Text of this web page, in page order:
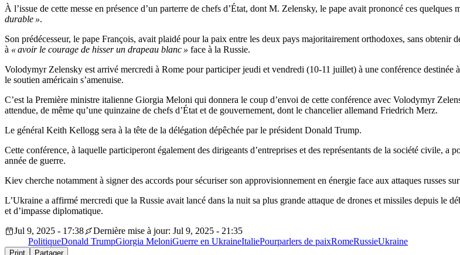
À l’issue de cette messe en présence d’un parterre de chefs d’État, dont M. Zelensky, le pape avait prononcé ces quelques
durable ».
Son prédécesseur, le pape François, avait plaidé pour la paix entre les deux pays majoritairement orthodoxes, sans
à « avoir le courage de hisser un drapeau blanc » face à la Russie.
Volodymyr Zelensky est arrivé mercredi à Rome pour participer jeudi et vendredi (10-11 juillet) à une conférence destinée
le soutien américain s’amenuise.
C’est la Première ministre italienne Giorgia Meloni qui donnera le coup d’envoi de cette conférence avec Volodymyr
attendue, de même qu’une quinzaine de chefs d’État et de gouvernement, dont le chancelier allemand Friedrich Merz.
Le général Keith Kellogg sera à la tête de la délégation dépêchée par le président Donald Trump.
Cette conférence, à laquelle participeront également des dirigeants d’entreprises et des représentants de la société civile,
année de guerre.
Kiev cherche notamment à signer des accords pour sécuriser son approvisionnement en énergie face aux attaques russes
L’Ukraine a affirmé mercredi que la Russie avait lancé dans la nuit sa plus grande attaque de drones et missiles depuis le
et d’impasse diplomatique.
Jul 9, 2025 - 17:38
Dernière mise à jour: Jul 9, 2025 - 21:35
PolitiqueDonald TrumpGiorgia MeloniGuerre en UkraineItaliePourparlers de paixRomeRussieUkraine
Print Partager